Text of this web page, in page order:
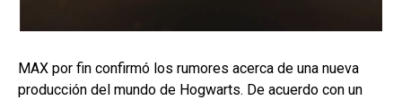
MAX por fin confirmó los rumores acerca de una nueva
producción del mundo de Hogwarts. De acuerdo con un